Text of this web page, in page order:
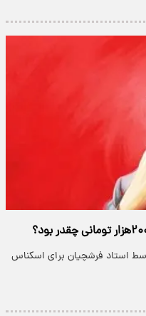
استاد فرشچیان برای اسکناس